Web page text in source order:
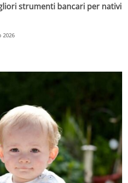
strumenti bancari per nativi
2026